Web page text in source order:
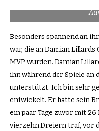
Besonders spannend an
war, die an Damian
MVP wurden. Damian
ihn während der Spiele an
unterstützt. Ich bin sehr
entwickelt. Er hatte sein
ein paar Tage zuvor mit
vierzehn Dreiern traf, vor